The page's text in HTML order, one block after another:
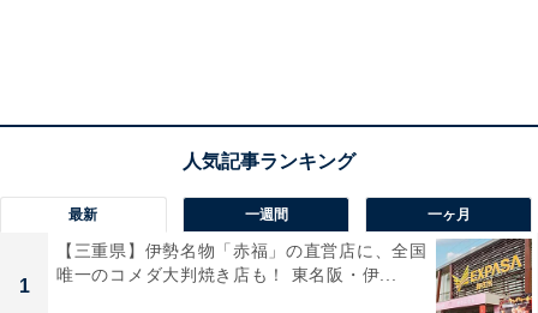
最新 一週間 一ヶ月
1
【三重県】伊勢名物「赤福」の直営店に、全国
唯一のコメダ大判焼き店も！ 東名阪・伊...